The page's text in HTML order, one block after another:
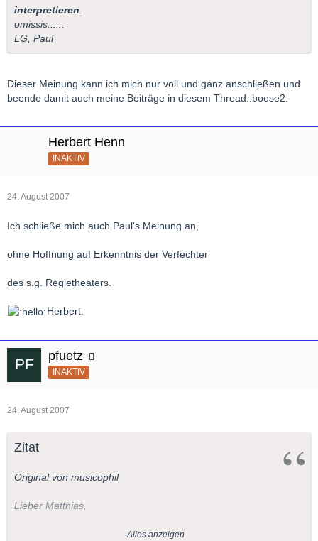
interpretieren
omissis......
LG, Paul
Dieser Meinung kann ich mich nur voll und ganz anschließen und
beende damit auch meine Beiträge in diesem Thread.:boese2:
Herbert Henn
INAKTIV
24. August 2007
Ich schließe mich auch Paul's Meinung an,
ohne Hoffnung auf Erkenntnis der Verfechter
des s.g. Regietheaters.
Herbert.
pfuetz
INAKTIV
24. August 2007
Zitat
Original von musicophil
Lieber Matthias,
Alles anzeigen